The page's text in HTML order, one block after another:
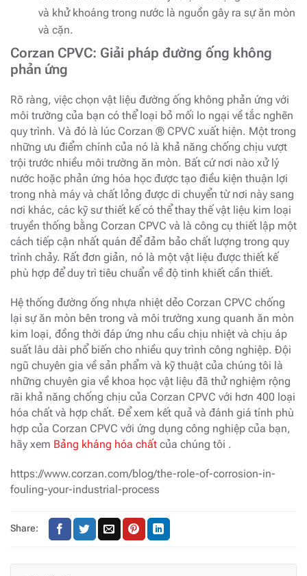
và khử khoáng trong nước là nguồn gây ra sự ăn mòn
và cặn.
Corzan CPVC: Giải pháp đường ống không
phản ứng
Rõ ràng, việc chọn vật liệu đường ống không phản ứng với
môi trường của bạn có thể loại bỏ mối lo ngại về tắc nghẽn
quy trình. Và đó là lúc Corzan ® CPVC xuất hiện. Một trong
những ưu điểm chính của nó là khả năng chống chịu vượt
trội trước nhiều môi trường ăn mòn. Bất cứ nơi nào xử lý
nước hoặc phản ứng hóa học được tạo điều kiện thuận lợi
trong nhà máy và chất lỏng được di chuyển từ nơi này sang
nơi khác, các kỹ sư thiết kế có thể thay thế vật liệu kim loại
truyền thống bằng Corzan CPVC và là công cụ thiết lập một
cách tiếp cận nhất quán để đảm bảo chất lượng trong quy
trình chảy. Rất đơn giản, nó là một vật liệu được thiết kế
phù hợp để duy trì tiêu chuẩn về độ tinh khiết cần thiết.
Hệ thống đường ống nhựa nhiệt dẻo Corzan CPVC chống
lại sự ăn mòn bên trong và môi trường xung quanh ăn mòn
kim loại, đồng thời đáp ứng nhu cầu chịu nhiệt và chịu áp
suất lâu dài phổ biến cho nhiều quy trình công nghiệp. Đội
ngũ chuyên gia về sản phẩm và kỹ thuật của chúng tôi là
những chuyên gia về khoa học vật liệu đã thử nghiệm rộng
rãi khả năng chống chịu của Corzan CPVC với hơn 400 loại
hóa chất và hợp chất. Để xem kết quả và đánh giá tính phù
hợp của Corzan CPVC với ứng dụng công nghiệp của bạn,
hãy xem Bảng kháng hóa chất của chúng tôi .
https://www.corzan.com/blog/the-role-of-corrosion-in-
fouling-your-industrial-process
Share: